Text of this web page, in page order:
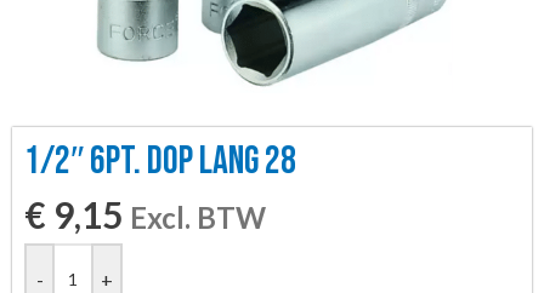
1/2″ 6PT. DOP LANG 28
€ 9,15 Excl. BTW
- +